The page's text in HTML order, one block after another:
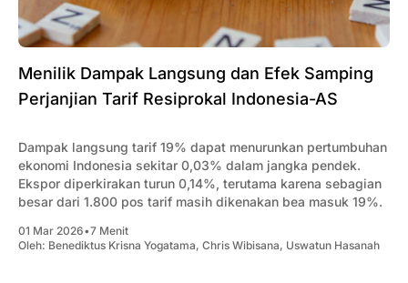
Menilik Dampak Langsung dan Efek Samping
Perjanjian Tarif Resiprokal Indonesia-AS
Dampak langsung tarif 19% dapat menurunkan pertumbuhan
ekonomi Indonesia sekitar 0,03% dalam jangka pendek.
Ekspor diperkirakan turun 0,14%, terutama karena sebagian
besar dari 1.800 pos tarif masih dikenakan bea masuk 19%.
01 Mar 2026•7 Menit
Oleh: Benediktus Krisna Yogatama, Chris Wibisana, Uswatun Hasanah